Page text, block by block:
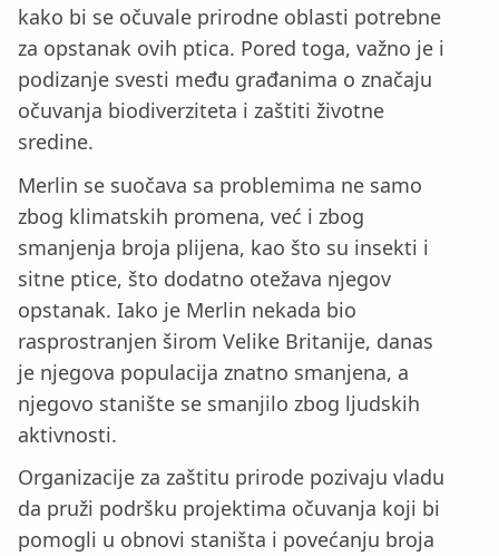
kako bi se očuvale prirodne oblasti potrebne
za opstanak ovih ptica. Pored toga, važno je i
podizanje svesti među građanima o značaju
očuvanja biodiverziteta i zaštiti životne
sredine.
Merlin se suočava sa problemima ne samo
zbog klimatskih promena, već i zbog
smanjenja broja plijena, kao što su insekti i
sitne ptice, što dodatno otežava njegov
opstanak. Iako je Merlin nekada bio
rasprostranjen širom Velike Britanije, danas
je njegova populacija znatno smanjena, a
njegovo stanište se smanjilo zbog ljudskih
aktivnosti.
Organizacije za zaštitu prirode pozivaju vladu
da pruži podršku projektima očuvanja koji bi
pomogli u obnovi staništa i povećanju broja